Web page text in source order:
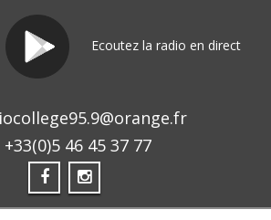
Ecoutez la radio en direct
+33(0)5 46 45 37 77